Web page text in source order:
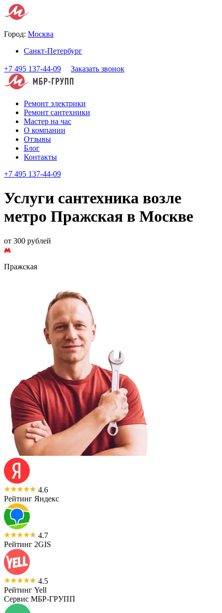
Город: Москва
Санкт-Петербург
+7 495 137-44-09 Заказать звонок
Ремонт электрики
Ремонт сантехники
Мастер на час
О компании
Отзывы
Блог
Контакты
+7 495 137-44-09
Услуги сантехника возле
метро Пражская в Москве
от 300 рублей
Пражская
4.6
Рейтинг Яндекс
4.7
Рейтинг 2GIS
4.5
Рейтинг Yell
Сервис МБР-ГРУПП